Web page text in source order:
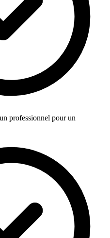
professionnel pour un